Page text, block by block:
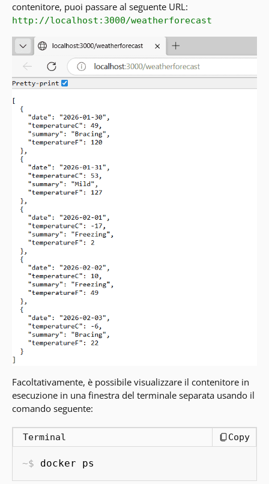
contenitore, puoi passare al seguente URL:
http://localhost:3000/weatherforecast
Facoltativamente, è possibile visualizzare il contenitore in
esecuzione in una finestra del terminale separata usando il
comando seguente:
Terminal Copy
docker ps